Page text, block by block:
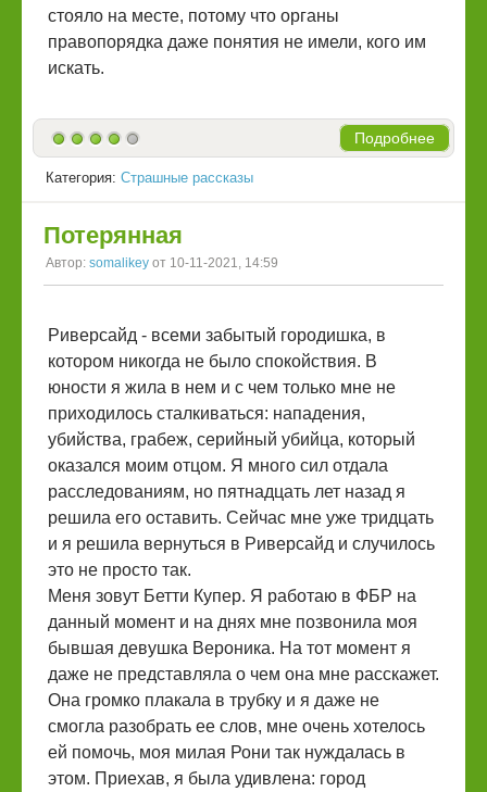
стояло на месте, потому что органы
правопорядка даже понятия не имели, кого им
искать.
Подробнее
Категория: Страшные рассказы
Потерянная
Автор: somalikey от 10-11-2021, 14:59
Риверсайд - всеми забытый городишка, в
котором никогда не было спокойствия. В
юности я жила в нем и с чем только мне не
приходилось сталкиваться: нападения,
убийства, грабеж, серийный убийца, который
оказался моим отцом. Я много сил отдала
расследованиям, но пятнадцать лет назад я
решила его оставить. Сейчас мне уже тридцать
и я решила вернуться в Риверсайд и случилось
это не просто так.
Меня зовут Бетти Купер. Я работаю в ФБР на
данный момент и на днях мне позвонила моя
бывшая девушка Вероника. На тот момент я
даже не представляла о чем она мне расскажет.
Она громко плакала в трубку и я даже не
смогла разобрать ее слов, мне очень хотелось
ей помочь, моя милая Рони так нуждалась в
этом. Приехав, я была удивлена: город